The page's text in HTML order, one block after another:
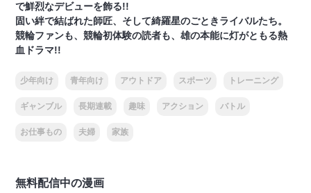
で鮮烈なデビューを飾る!!
固い絆で結ばれた師匠、そして綺羅星のごときライバルたち。
競輪ファンも、競輪初体験の読者も、雄の本能に灯がともる熱
血ドラマ!!
少年向け 青年向け アウトドア スポーツ トレーニング
ギャンブル 長期連載 趣味 アクション バトル
お仕事もの 夫婦 家族
無料配信中の漫画